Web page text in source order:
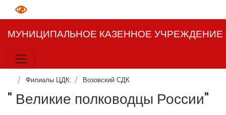
МУНИЦИПАЛЬНОЕ КАЗЕННОЕ УЧРЕЖДЕНИЕ
Филиалы ЦДК: Возовский СДК
" Великие полководцы России"